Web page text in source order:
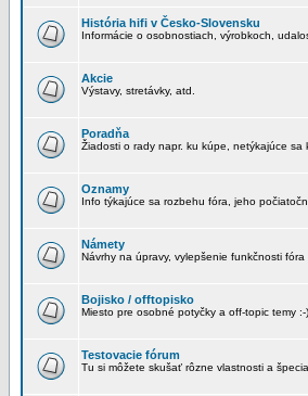
História hifi v Česko-Slovensku
Informácie o osobnostiach, výrobkoch,
Akcie
Výstavy, stretávky, atd.
Poradňa
Žiadosti o rady napr. ku kúpe, netýkajúce sa
Oznamy
Info týkajúce sa rozbehu fóra, jeho
Námety
Návrhy na úpravy, vylepšenie funkčnosti fóra
Bojisko / offtopisko
Miesto pre osobné potyčky a off-topic temy :-)
Testovacie fórum
Tu si môžete skušať rôzne vlastnosti a